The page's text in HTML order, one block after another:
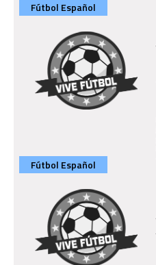
Fútbol Español
Fútbol Español